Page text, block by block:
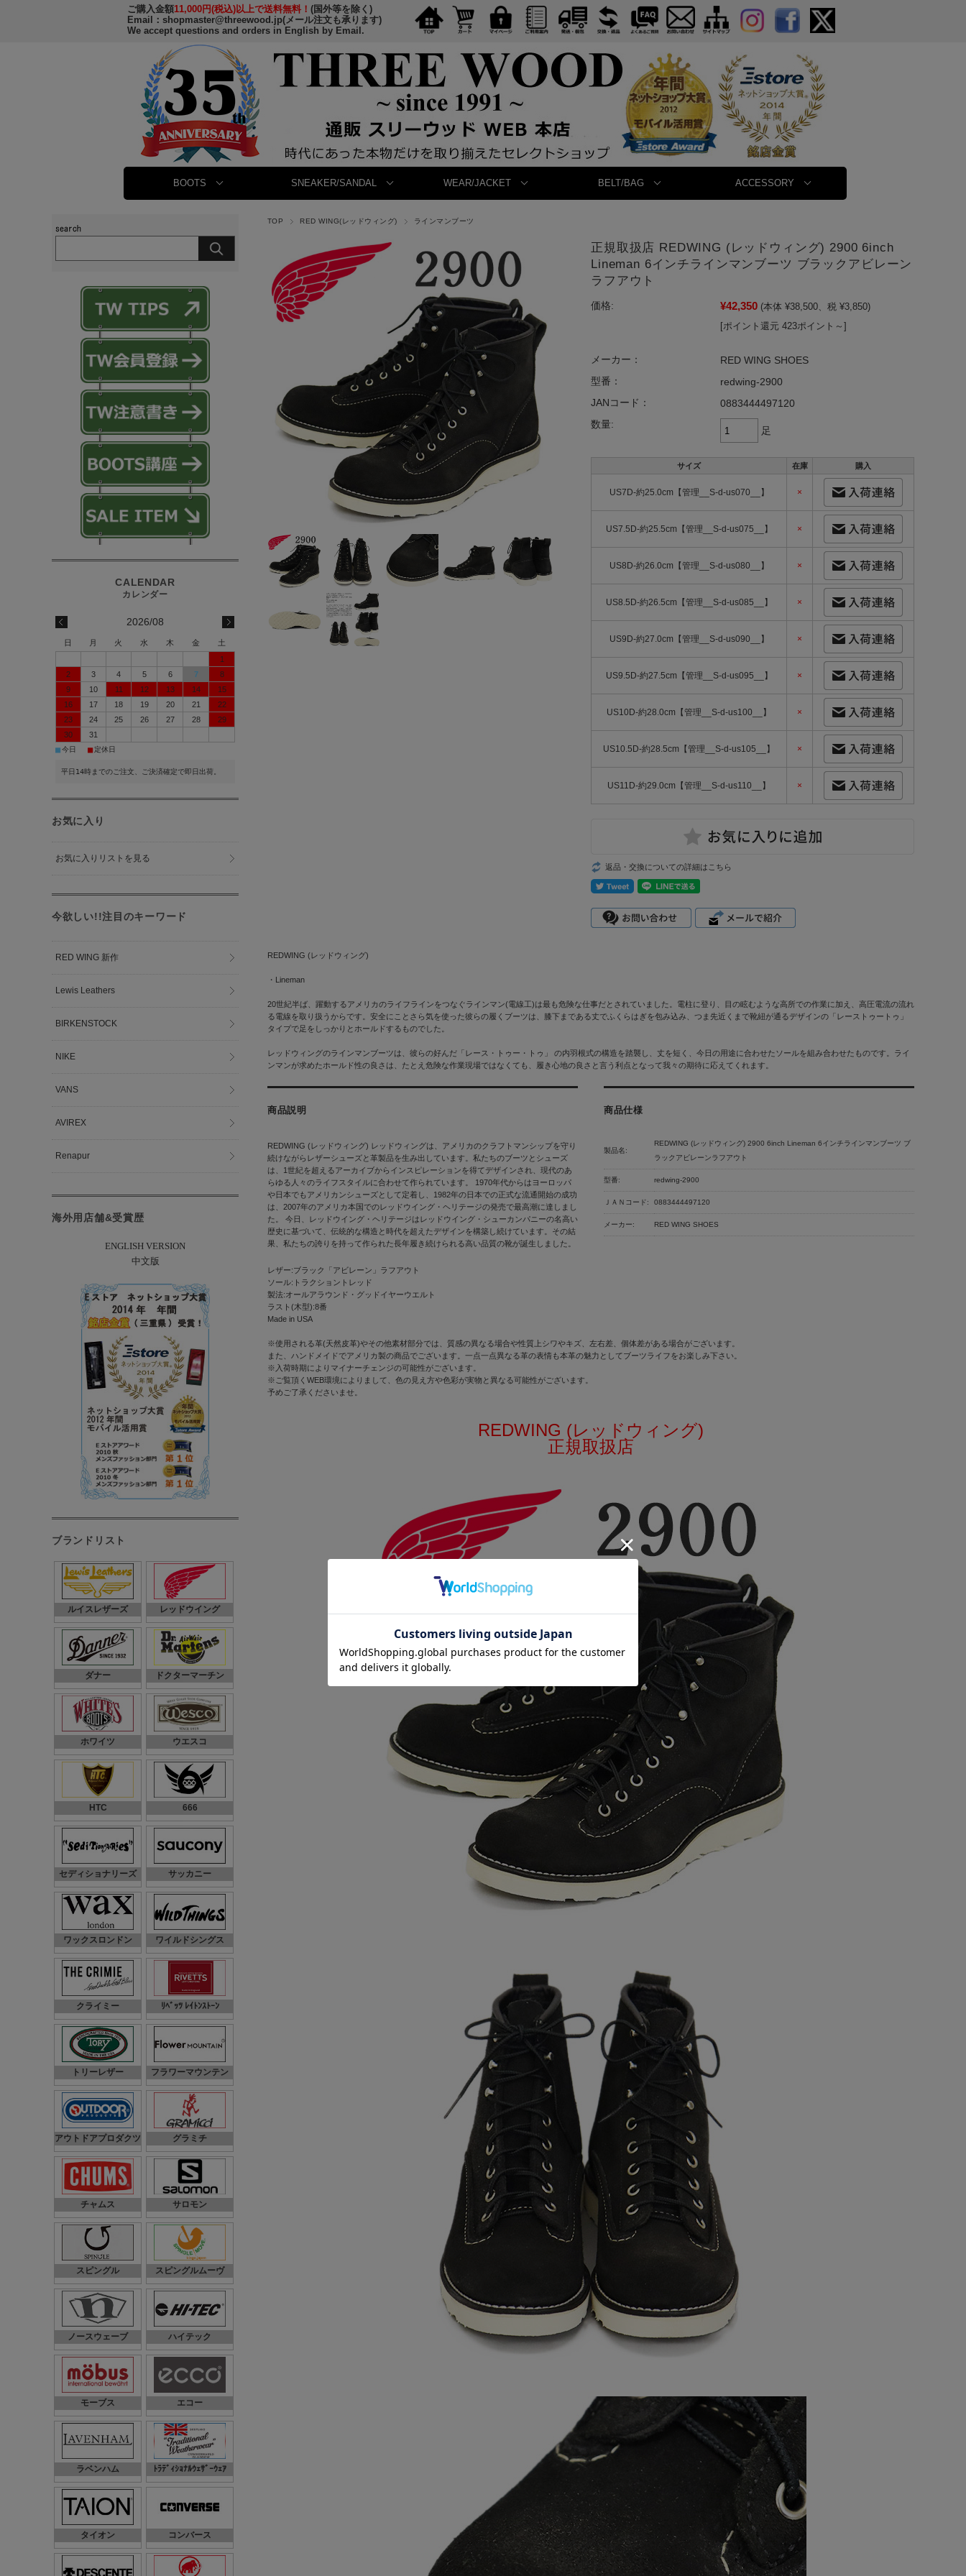
ご購入金額11,000円(税込)以上で送料無料！ (国外等を除く)
Email： shopmaster@threewood.jp(メール注文も承ります)
We accept questions and orders in English by Email.
BOOTS SNEAKER/SANDAL WEAR/JACKET BELT/BAG ACCESSORY
TOP RED WING(レッドウィング) ラインマンブーツ
正規取扱店 REDWING (レッドウィング) 2900 6inch
Lineman 6インチラインマンブーツ ブラックアビレーン
ラフアウト
価格: ¥42,350 (本体 ¥38,500、税 ¥3,850)
[ポイント還元 423ポイント～]
メーカー：
RED WING SHOES
型番：
redwing-2900
JANコード：
0883444497120
数量:
足
サイズ 在庫 購入
US7D-約25.0cm【管理__S-d-us070__】 ×
US7.5D-約25.5cm【管理__S-d-us075__】 ×
US8D-約26.0cm【管理__S-d-us080__】 ×
US8.5D-約26.5cm【管理__S-d-us085__】 ×
US9D-約27.0cm【管理__S-d-us090__】 ×
US9.5D-約27.5cm【管理__S-d-us095__】 ×
US10D-約28.0cm【管理__S-d-us100__】 ×
US10.5D-約28.5cm【管理__S-d-us105__】 ×
US11D-約29.0cm【管理__S-d-us110__】 ×
返品・交換についての詳細はこちら
REDWING (レッドウィング)
・Lineman
20世紀半ば、躍動するアメリカのライフラインをつなぐラインマン(電線工)は最も危険な仕事だとされていました。電柱に登り、目の眩むような高所での作業に加え、高圧電流の流れ
る電線を取り扱うからです。安全にことさら気を使った彼らの履くブーツは、膝下まである丈でふくらはぎを包み込み、つま先近くまで靴紐が通るデザインの「レーストゥートゥ」
タイプで足をしっかりとホールドするものでした。
レッドウィングのラインマンブーツは、彼らの好んだ「レース・トゥー・トゥ」 の内羽根式の構造を踏襲し、丈を短く、今日の用途に合わせたソールを組み合わせたものです。ライ
ンマンが求めたホールド性の良さは、たとえ危険な作業現場ではなくても、履き心地の良さと言う利点となって我々の期待に応えてくれます。
商品説明
REDWING (レッドウィング) レッドウィングは、アメリカのクラフトマンシップを守り
続けながらレザーシューズと革製品を生み出しています。私たちのブーツとシューズ
は、1世紀を超えるアーカイブからインスピレーションを得てデザインされ、現代のあ
らゆる人々のライフスタイルに合わせて作られています。 1970年代からはヨーロッパ
や日本でもアメリカンシューズとして定着し、1982年の日本での正式な流通開始の成功
は、2007年のアメリカ本国でのレッドウイング・ヘリテージの発売で最高潮に達しまし
た。 今日、レッドウイング・ヘリテージはレッドウイング・シューカンパニーの名高い
歴史に基づいて、伝統的な構造と時代を超えたデザインを構築し続けています。その結
果、私たちの誇りを持って作られた長年履き続けられる高い品質の靴が誕生しました。
商品仕様
製品名:
REDWING (レッドウィング) 2900 6inch Lineman 6インチラインマンブーツ ブ
ラックアビレーンラフアウト
型番: redwing-2900
ＪＡＮコード: 0883444497120
メーカー: RED WING SHOES
レザー:ブラック「アビレーン」ラフアウト
ソール:トラクショントレッド
製法:オールアラウンド・グッドイヤーウエルト
ラスト(木型):8番
Made in USA
※使用される革(天然皮革)やその他素材部分では、質感の異なる場合や性質上シワやキズ、左右差、個体差がある場合がございます。
また、ハンドメイドでアメリカ製の商品でございます。一点一点異なる革の表情も本革の魅力としてブーツライフをお楽しみ下さい。
※入荷時期によりマイナーチェンジの可能性がございます。
※ご覧頂くWEB環境によりまして、色の見え方や色彩が実物と異なる可能性がございます。
予めご了承くださいませ。
REDWING (レッドウィング)
正規取扱店
2026/08
日 月 火 水 木 金
土
1
2
3 4 5 6 7
8
9
10 11 12 13 14
15
16
17 18 19 20 21
22
23
24 25 26 27 28
29
30
31
■今日 ■ 定休日
平日14時までのご注文、ご決済確定で即日出荷。
お気に入り
お気に入りリストを見る
今欲しい!!注目のキーワード
RED WING 新作
Lewis Leathers
BIRKENSTOCK
NIKE
VANS
AVIREX
Renapur
海外用店舗&受賞歴
ENGLISH VERSION
中文版
ブランドリスト
ルイスレザーズ レッドウイング
ダナー ドクターマーチン
ホワイツ ウエスコ
HTC 666
セディショナリーズ サッカニー
ワックスロンドン ワイルドシングス
クライミー ﾘﾍﾞｯﾂ ﾚｲﾄﾝｽﾄｰﾝ
トリーレザー フラワーマウンテン
アウトドアプロダクツ グラミチ
チャムス サロモン
スピングル スピングルムーヴ
ノースウェーブ ハイテック
モーブス エコー
ラベンハム ﾄﾗﾃﾞｨｼｮﾅﾙｳｪｻﾞｰｳｪｱ
タイオン コンバース